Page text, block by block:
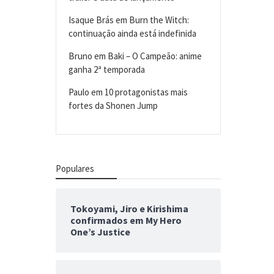
Isaque Brás em Burn the Witch:
continuação ainda está indefinida
Bruno em Baki – O Campeão: anime
ganha 2ª temporada
Paulo em 10 protagonistas mais
fortes da Shonen Jump
Populares
Tokoyami, Jiro e Kirishima
confirmados em My Hero
One’s Justice